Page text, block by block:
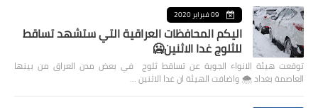
09 فبراير 2020
اليكم المحافظات العراقية التي ستشهد تساقط
للثلوج غدا الاثنين🥶
توقعت هيئة الانواء الجوية عن تساقط ثلوج في بعض مدن العراق من بينها
العاصمة بغداد ⁦🌨️⁩ واضافت الهيئة ان غدا الاثنين …